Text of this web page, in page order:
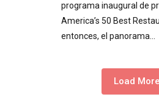
programa inaugural de
America’s 50 Best
entonces, el panorama…
Load More